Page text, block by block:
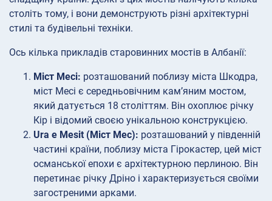
століть тому, і вони демонструють різні архітектурні
стилі та будівельні техніки.
Ось кілька прикладів старовинних мостів в Албанії:
Міст Месі: розташований поблизу міста Шкодра,
міст Месі є середньовічним кам’яним мостом,
який датується 18 століттям. Він охоплює річку
Кір і відомий своєю унікальною конструкцією.
Ura e Mesit (Міст Мес): розташований у південній
частині країни, поблизу міста Гірокастер, цей міст
османської епохи є архітектурною перлиною. Він
перетинає річку Дріно і характеризується своїми
загостреними арками.